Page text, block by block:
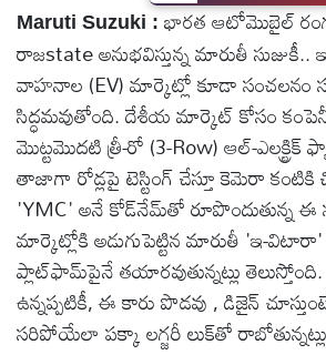
స్పెషల్స్
కెరీర్ &
ఉద్యోగాలు
లైవ్
టీవి
వ్యవసాయం
Maruti Suzuki : భారత ఆటోమొబైల్
రాజstate అనుభవిస్తున్న మారుతీ సుజుకీ..
వాహనాల (EV) మార్కెట్లో కూడా సంచలనం
సిద్ధమవుతోంది. దేశీయ మార్కెట్ కోసం కంపెనీ
మొట్టమొదటి త్రీ-రో (3-Row) ఆల్-ఎలక్ట్రిక్
తాజాగా రోడ్లపై టెస్టింగ్ చేస్తూ కెమెరా కంటికి
'YMC' అనే కోడ్‌నేమ్‌తో రూపొందుతున్న ఈ
మార్కెట్లోకి అడుగుపెట్టిన మారుతీ 'ఇ-విటారా'
ప్లాట్‌ఫామ్‌పైనే తయారవుతున్నట్లు
ఉన్నప్పటికీ, ఈ కారు పొడవు , డిజైన్
సరిపోయేలా పక్కా లగ్జరీ లుక్‌తో